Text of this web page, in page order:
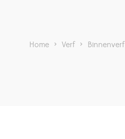
Home > Verf > Binnenverf